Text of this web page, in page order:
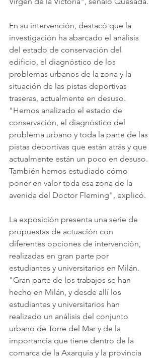
En su intervención, destacó que la
investigación ha abarcado el análisis
del estado de conservación del
edificio, el diagnóstico de los
problemas urbanos de la zona y la
situación de las pistas deportivas
traseras, actualmente en desuso.
"Hemos analizado el estado de
conservación, el diagnóstico del
problema urbano y toda la parte de las
pistas deportivas que están atrás y que
actualmente están un poco en desuso.
También hemos estudiado cómo
poner en valor toda esa zona de la
avenida del Doctor Fleming", explicó.
La exposición presenta una serie de
propuestas de actuación con
diferentes opciones de intervención,
realizadas en gran parte por
estudiantes y universitarios en Milán.
"Gran parte de los trabajos se han
hecho en Milán, y desde allí los
estudiantes y universitarios han
realizado un análisis del conjunto
urbano de Torre del Mar y de la
importancia que tiene dentro de la
comarca de la Axarquía y la provincia